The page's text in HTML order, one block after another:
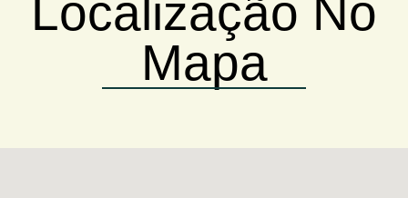
Localização No
Mapa